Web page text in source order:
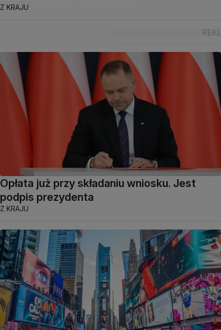
Z KRAJU
Opłata już przy składaniu wniosku. Jest
podpis prezydenta
Z KRAJU